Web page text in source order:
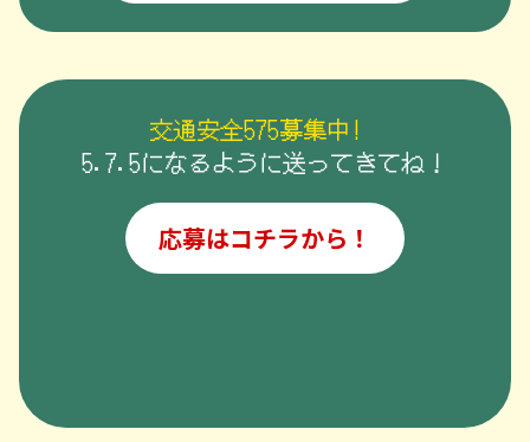
交通安全575募集中!
5.7.5になるように送ってきてね！
応募はコチラから！